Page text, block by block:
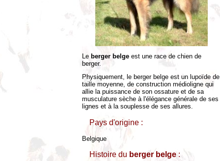
Le berger belge est une race de chien de
berger.
Physiquement, le berger belge est un lupoïde de
taille moyenne, de construction médioligne qui
allie la puissance de son ossature et de sa
musculature sèche à l'élégance générale de ses
lignes et à la souplesse de ses allures.
Pays d'origine :
Belgique
Histoire du berger belge :